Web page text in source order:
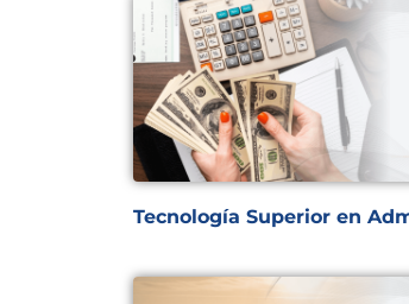
Tecnología Superior en